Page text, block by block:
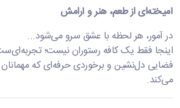
آمیخته‌ای از طعم، هنر و آرامش
در آمور، هر لحظه با عشق سرو می‌شود...
اینجا فقط یک کافه رستوران نیست؛
فضایی دل‌نشین و برخوردی حرفه‌ای که
می‌کند.